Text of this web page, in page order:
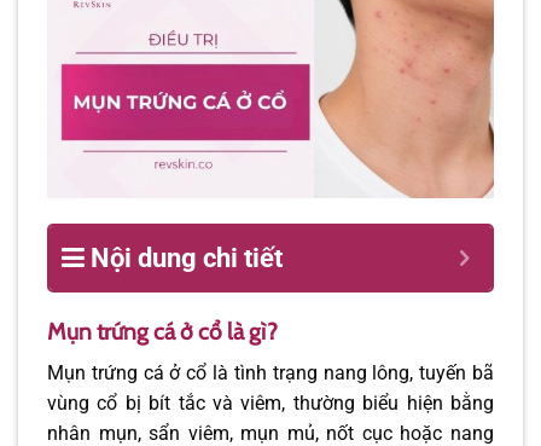
Nội dung chi tiết
Mụn trứng cá ở cổ là gì?
Mụn trứng cá ở cổ là tình trạng nang lông, tuyến bã
vùng cổ bị bít tắc và viêm, thường biểu hiện bằng
nhân mụn, sẩn viêm, mụn mủ, nốt cục hoặc nang